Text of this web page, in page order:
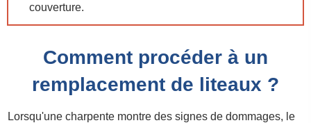
couverture.
Comment procéder à un
remplacement de liteaux ?
Lorsqu'une charpente montre des signes de dommages, le